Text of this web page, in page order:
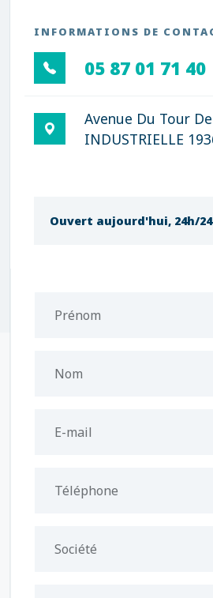
INFORMATIONS DE
05 87 01 71 40
Avenue Du Tour
INDUSTRIELLE
Ouvert aujourd'hui, 24h/24
Prénom
Nom
E-mail
Téléphone
Société